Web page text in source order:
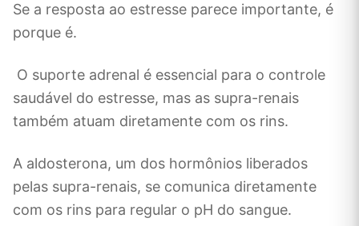
Se a resposta ao estresse parece importante, é
porque é.
O suporte adrenal é essencial para o controle
saudável do estresse, mas as supra-renais
também atuam diretamente com os rins.
A aldosterona, um dos hormônios liberados
pelas supra-renais, se comunica diretamente
com os rins para regular o pH do sangue.